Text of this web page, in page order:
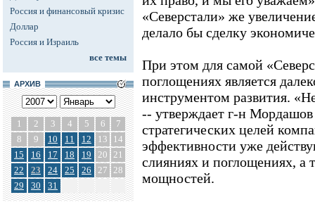
Россия и финансовый кризис
Доллар
Россия и Израиль
все темы
АРХИВ
1 2 3 4 5 6
7
8
9 10 11 12 13
14
15
16 17 18 19 20 21
22
23 24 25 26 27 28
29
30 31
«Северстали» же
делало бы сделку
При этом для самой
поглощениях является
инструментом развития.
-- утверждает г-н Мордашов
стратегических целей
эффективности уже
слияниях и поглощениях, а
мощностей.